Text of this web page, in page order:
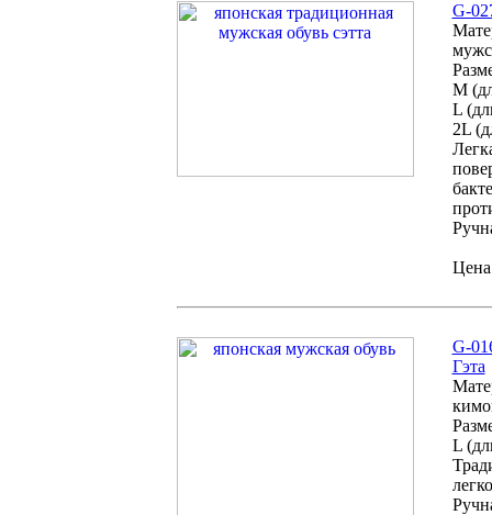
G-
M
L
2L
G-
Гэта
L